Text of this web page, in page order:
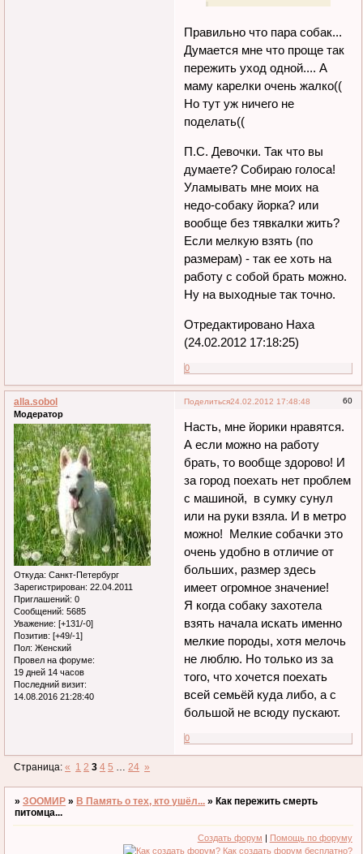
Правильно что пара собак...
Думается мне что проще так
пережить уход одной.... А
маму карелки очень жалко((
Но тут уж ничего не
поделать((
П.С. Девочки. Так что вы
думаете? Собираю голоса!
Уламывать мне моих на
недо-собаку йорка? или
вообще без тявкалки жить?
Если мелкую взять (по
размерам) - так ее хоть на
работу с собой брать можно.
Ну на выходные так точно.
Отредактировано Наха
(24.02.2012 17:18:25)
0
Поделиться 60
24.02.2012 17:48:48
alla.sobol
Модератор
Откуда: Санкт-Петербург
Зарегистрирован: 22.04.2011
Приглашений: 0
Сообщений: 5685
Уважение: [+131/-0]
Позитив: [+49/-1]
Пол: Женский
Провел на форуме:
19 дней 14 часов
Последний визит:
14.08.2016 21:28:40
Насть, мне йорики нравятся.
А если можно на работу
брать, то вообще здорово! И
за город поехать нет проблем
с машиной, в сумку сунул
или на руки взяла. И в метро
можно! Мелкие собачки это
очень удобно в отличие от
больших, размер здесь
имеет огромное значение!
Я когда собаку захотела
взять начала искать именно
мелкие породы, хотя мелочь
не люблю. Но только из за
того, что хочется поехать
всей семьёй куда либо, а с
большой не всюду пускают.
0
Страница:« 1 2 3 4 5 … 24 »
»ЗООМИР »В Память о тех, кто ушёл... »Как пережить смерть
питомца...
Создать форум Помощь по форуму